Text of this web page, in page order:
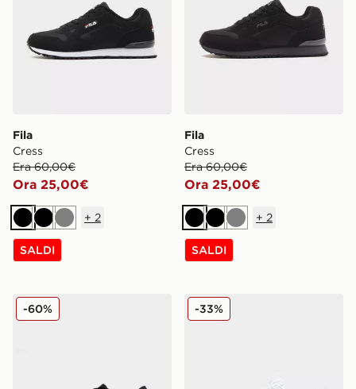
Fila
Cress
Era 60,00€
Ora 25,00€
NeroNeroGrigio
+ 2
SALDI
Fila
Cress
Era 60,00€
Ora 25,00€
NeroNeroGrigio
+ 2
SALDI
Fila RGB Fuse 2
-60% Fila Corda
-33%